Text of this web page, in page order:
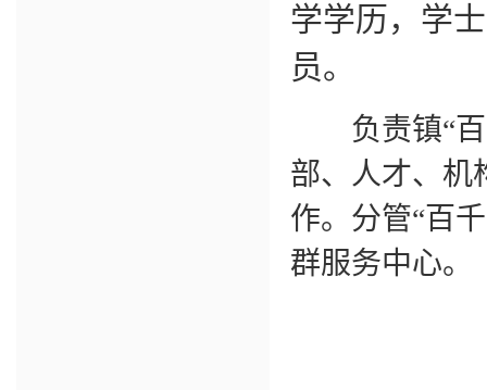
学学历，学
员。
负责镇“百
部、人才、机
作。分管“百
群服务中心。